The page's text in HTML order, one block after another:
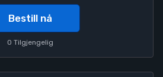
Bestill nå
0 Tilgjengelig